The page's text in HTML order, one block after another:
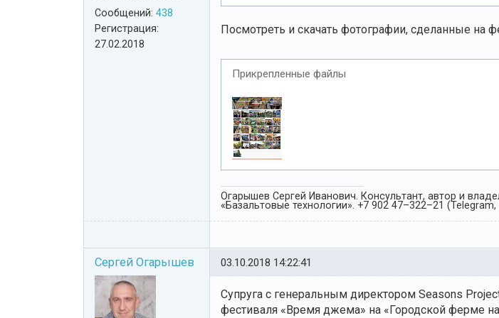
Сообщений: 438
Регистрация:
27.02.2018
Посмотреть и скачать фотографии, сделанные на
Прикрепленные файлы
Огарышев Сергей Иванович. Консультант, автор и
«Базальтовые технологии». +7 902 47–322–21
Сергей Огарышев 03.10.2018 14:22:41
Супруга с генеральным директором Seasons
фестиваля «Время джема» на «Городской ферме